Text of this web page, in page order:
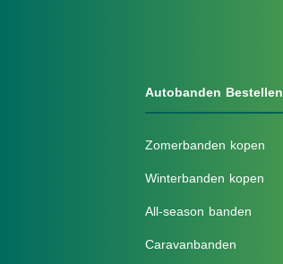
Autobanden Bestellen
Zomerbanden kopen
Winterbanden kopen
All-season banden
Caravanbanden